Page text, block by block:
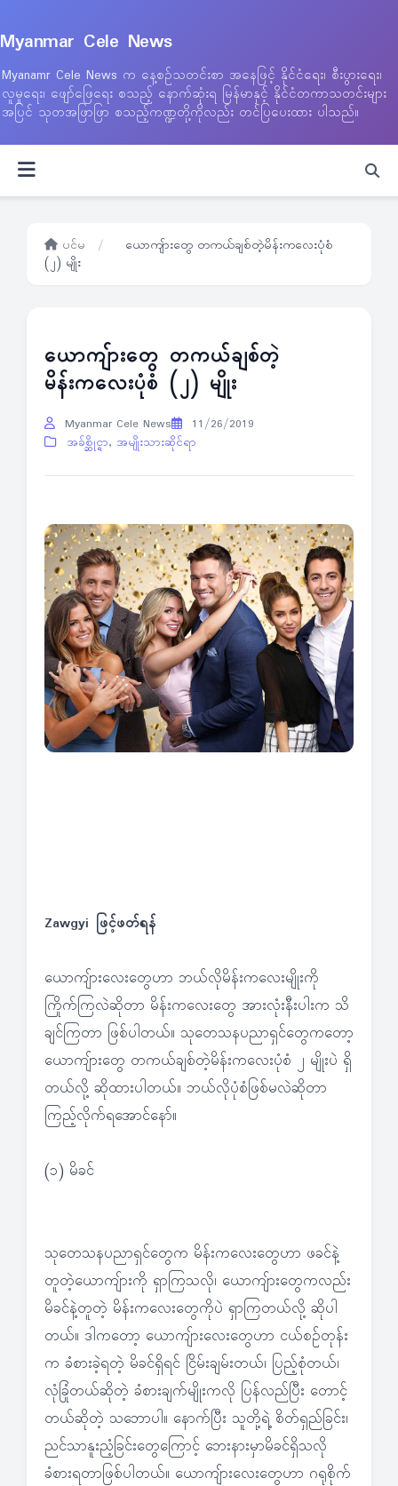
Myanmar Cele News
Myanamr Cele News က နေ့စဉ်သတင်းစာ အနေဖြင့် နိုင်ငံရေး၊ စီးပွားရေး၊
လူမှုရေး၊ ဖျော်ဖြေရေး စသည့် နောက်ဆုံးရ မြန်မာနှင့် နိုင်ငံတကာသတင်းများ
အပြင် သုတအဖြာဖြာ စသည့်ကဏ္ဍတို့ကိုလည်း တင်ပြပေးထား ပါသည်။
ပင်မ /
ယောကျ်ားတွေ တကယ်ချစ်တဲ့မိန်းကလေးပုံစံ
(၂) မျိုး
ယောကျ်ားတွေ တကယ်ချစ်တဲ့
မိန်းကလေးပုံစံ (၂) မျိုး
Myanmar Cele News
11/26/2019
အခ်စ္ဆိုင္ရာ, အမျိုးသားဆိုင်ရာ
Zawgyi ဖြင့်ဖတ်ရန်
ယောကျ်ားလေးတွေဟာ ဘယ်လိုမိန်းကလေးမျိုးကို
ကြိုက်ကြလဲဆိုတာ မိန်းကလေးတွေ အားလုံးနီးပါးက သိ
ချင်ကြတာ ဖြစ်ပါတယ်။ သုတေသနပညာရှင်တွေကတော့
ယောကျ်ားတွေ တကယ်ချစ်တဲ့မိန်းကလေးပုံစံ ၂ မျိုးပဲ ရှိ
တယ်လို့ ဆိုထားပါတယ်။ ဘယ်လိုပုံစံဖြစ်မလဲဆိုတာ
ကြည့်လိုက်ရအောင်နော်။
(၁) မိခင်
သုတေသနပညာရှင်တွေက မိန်းကလေးတွေဟာ ဖခင်နဲ့
တူတဲ့ယောကျ်ားကို ရှာကြသလို၊ ယောကျ်ားတွေကလည်း
မိခင်နဲ့တူတဲ့ မိန်းကလေးတွေကိုပဲ ရှာကြတယ်လို့ ဆိုပါ
တယ်။ ဒါကတော့ ယောကျ်ားလေးတွေဟာ ငယ်စဉ်တုန်း
က ခံစားခဲ့ရတဲ့ မိခင်ရှိရင် ငြိမ်းချမ်းတယ်၊ ပြည့်စုံတယ်၊
လုံခြုံတယ်ဆိုတဲ့ ခံစားချက်မျိုးကလို ပြန်လည်ပြီး တောင့်
တယ်ဆိုတဲ့ သဘောပါ။ နောက်ပြီး သူတို့ရဲ့ စိတ်ရှည်ခြင်း၊
ညင်သာနူးညံ့ခြင်းတွေကြောင့် ဘေးနားမှာမိခင်ရှိသလို
ခံစားရတာဖြစ်ပါတယ်။ ယောကျ်ားလေးတွေဟာ ဂရုစိုက်